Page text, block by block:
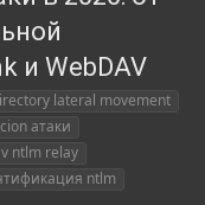
и WebDAV
lateral movement
атаки
ntlm relay
ntlm